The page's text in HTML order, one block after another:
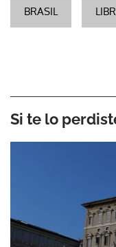
BRASIL
Si te lo